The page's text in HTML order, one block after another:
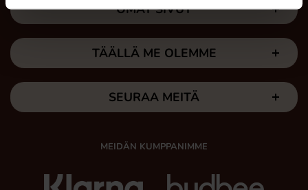
OMAT SIVUT
TÄÄLLÄ ME OLEMME
SEURAA MEITÄ
MEIDÄN KUMPPANIMME